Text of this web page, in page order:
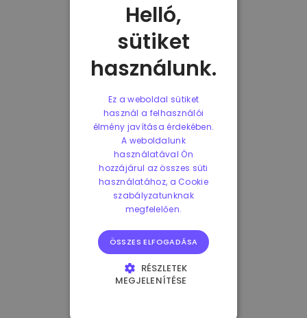
Helló,
sütiket
használunk.
Ez a weboldal sütiket
használ a felhasználói
élmény javítása érdekében.
A weboldalunk
használatával Ön
hozzájárul az összes süti
használatához, a Cookie
szabályzatunknak
megfelelően.
ÖSSZES ELFOGADÁSA
RÉSZLETEK
MEGJELENÍTÉSE